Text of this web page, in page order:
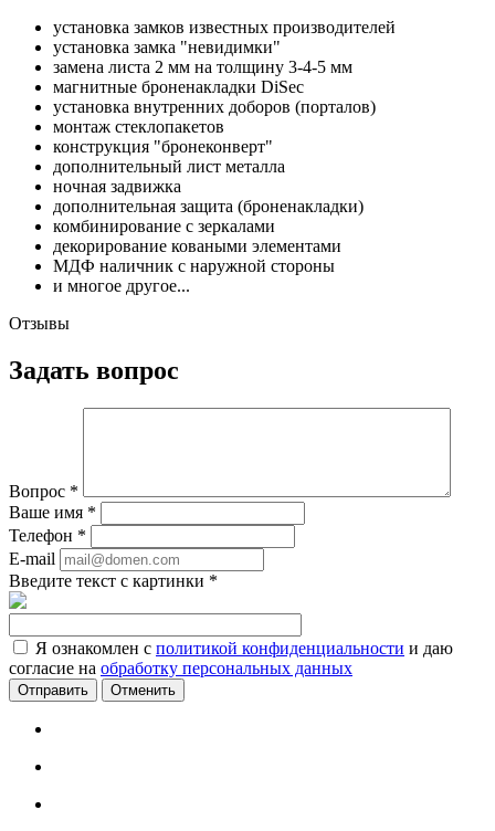
установка замков известных производителей
установка замка "невидимки"
замена листа 2 мм на толщину 3-4-5 мм
магнитные броненакладки DiSec
установка внутренних доборов (порталов)
монтаж стеклопакетов
конструкция "бронеконверт"
дополнительный лист металла
ночная задвижка
дополнительная защита (броненакладки)
комбинирование с зеркалами
декорирование коваными элементами
МДФ наличник с наружной стороны
и многое другое...
Отзывы
Задать вопрос
Вопрос *
Ваше имя *
Телефон *
E-mail
Введите текст с картинки *
Я ознакомлен с политикой конфиденциальности и даю
согласие на обработку персональных данных
Отменить